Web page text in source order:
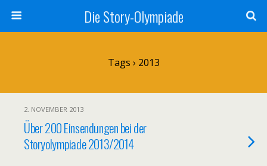
Die Story-Olympiade
Tags › 2013
2. NOVEMBER 2013
Über 200 Einsendungen bei der
Storyolympiade 2013/2014